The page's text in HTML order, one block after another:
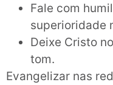
Fale com
superioridade
Deixe Cristo
tom.
Evangelizar nas